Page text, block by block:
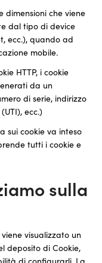
dimensioni che viene
dal tipo di device
ecc.), quando ad
mobile.
HTTP, i cookie
da un
di serie, indirizzo
ecc.)
sui cookie va inteso
tutti i cookie e
sulla
visualizzato un
deposito di Cookie,